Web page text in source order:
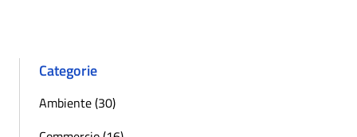
Categorie
Ambiente (30)